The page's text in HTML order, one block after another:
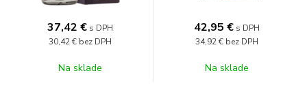
37,42 € s DPH
30,42 € bez DPH
Na sklade
42,95 € s DPH
34,92 € bez DPH
Na sklade